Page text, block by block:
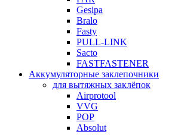
Gesipa
Bralo
Fasty
PULL-LINK
Sacto
FASTFASTENER
Аккумуляторные заклепочники
для вытяжных заклёпок
Airprotool
VVG
POP
Absolut